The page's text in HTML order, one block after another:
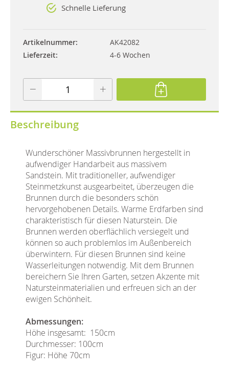
Schnelle Lieferung
Artikelnummer
AK42082
Lieferzeit
4-6 Wochen
Beschreibung
Wunderschöner Massivbrunnen hergestellt in
aufwendiger Handarbeit aus massivem
Sandstein. Mit traditioneller, aufwendiger
Steinmetzkunst ausgearbeitet, überzeugen die
Brunnen durch die besonders schön
hervorgehobenen Details. Warme Erdfarben sind
charakteristisch für diesen Naturstein. Die
Brunnen werden oberflächlich versiegelt und
können so auch problemlos im Außenbereich
überwintern. Für diesen Brunnen sind keine
Wasserleitungen notwendig. Mit dem Brunnen
bereichern Sie Ihren Garten, setzen Akzente mit
Natursteinmaterialien und erfreuen sich an der
ewigen Schönheit.
Abmessungen:
Höhe insgesamt: 150cm
Durchmesser: 100cm
Figur: Höhe 70cm